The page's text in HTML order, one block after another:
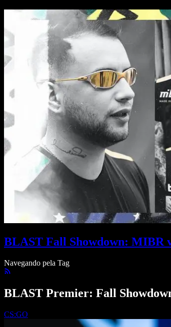
BLAST Fall Showdown: MIBR
Navegando pela Tag
BLAST Premier: Fall
CS:GO